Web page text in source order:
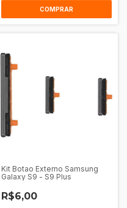
Kit Botao Externo Samsung
Galaxy S9 - S9 Plus
R$6,00